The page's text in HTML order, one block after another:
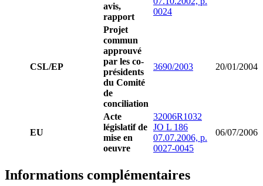
avis,
rapport
0024
CSL/EP
Projet
commun
approuvé
par les co-
présidents
du Comité
de
conciliation
3690/2003 20/01/2004
EU
Acte
législatif de
mise en
oeuvre
32006R1032
JO L 186
07.07.2006, p.
0027-0045
06/07/2006
Informations complémentaires